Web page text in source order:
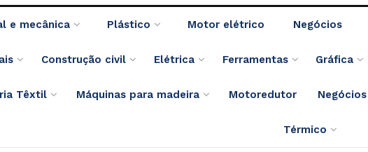
e mecânica Plástico Motor elétrico Negócios
Construção civil Elétrica Ferramentas Gráfica
Têxtil Máquinas para madeira Motoredutor Negócios
Térmico